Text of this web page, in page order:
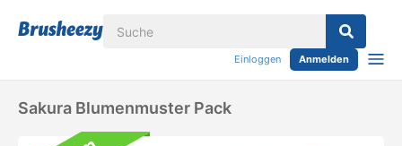
Einloggen Anmelden
Sakura Blumenmuster Pack